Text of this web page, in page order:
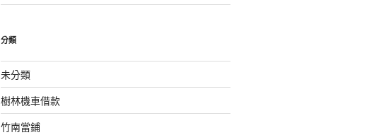
分類
未分類
樹林機車借款
竹南當鋪